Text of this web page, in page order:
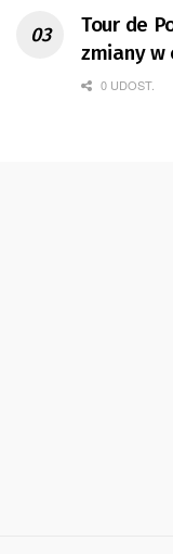
Tour de
zmiany w
0 UDOST.